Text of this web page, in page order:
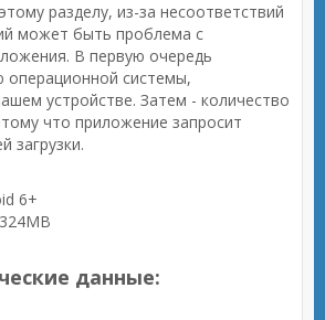
разделу, из-за несоответствий
может быть проблема с
В первую очередь
операционной системы,
устройстве. Затем - количество
что приложение запросит
загрузки.
6+
324MB
данные: